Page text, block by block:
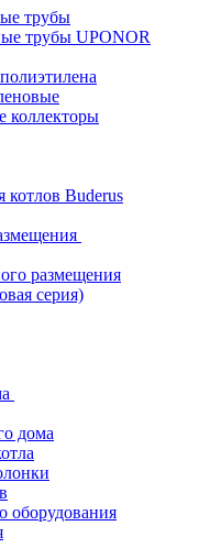
трубы
трубы UPONOR
коллекторы
котлов Buderus
размещения
серия)
дома
оборудования